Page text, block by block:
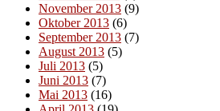
November 2013 (9)
Oktober 2013 (6)
September 2013 (7)
August 2013 (5)
Juli 2013 (5)
Juni 2013 (7)
Mai 2013 (16)